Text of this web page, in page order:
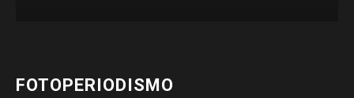
FOTOPERIODISMO